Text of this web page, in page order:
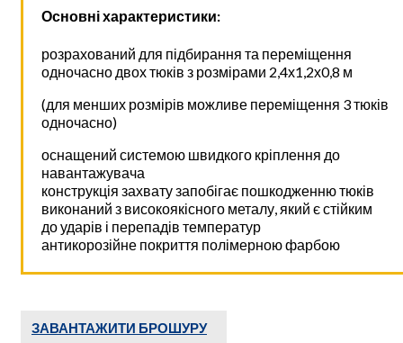
Основні характеристики:
розрахований для підбирання та переміщення
одночасно двох тюків з розмірами 2,4х1,2х0,8 м
(для менших розмірів можливе переміщення 3 тюків
одночасно)
оснащений системою швидкого кріплення до
навантажувача
конструкція захвату запобігає пошкодженню тюків
виконаний з високоякісного металу, який є стійким
до ударів і перепадів температур
антикорозійне покриття полімерною фарбою
ЗАВАНТАЖИТИ БРОШУРУ